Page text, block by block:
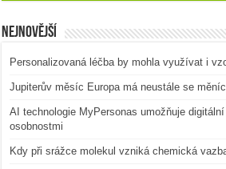
Nejnovější
Personalizovaná léčba by mohla využívat i
Jupiterův měsíc Europa má neustále se
AI technologie MyPersonas umožňuje
osobnostmi
Kdy při srážce molekul vzniká chemická